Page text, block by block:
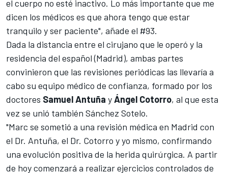
el cuerpo no esté inactivo. Lo más importante que me
dicen los médicos es que ahora tengo que estar
tranquilo y ser paciente", añade el #93.
Dada la distancia entre el cirujano que le operó y la
residencia del español (Madrid), ambas partes
convinieron que las revisiones periódicas las llevaría a
cabo su equipo médico de confianza, formado por los
doctores Samuel Antuña yÁngel Cotorro, al que esta
vez se unió también Sánchez Sotelo.
"Marc se sometió a una revisión médica en Madrid con
el Dr. Antuña, el Dr. Cotorro y yo mismo, confirmando
una evolución positiva de la herida quirúrgica. A partir
de hoy comenzará a realizar ejercicios controlados de